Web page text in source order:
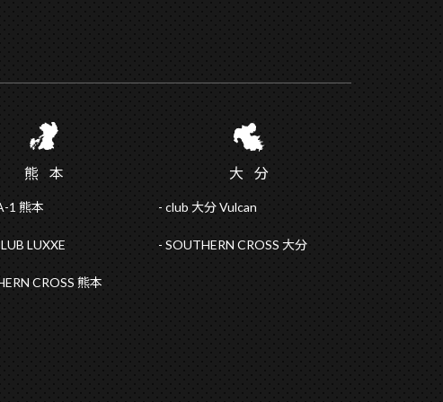
熊本
1 熊本
LUXXE
CROSS 熊本
大分
club 大分 Vulcan
SOUTHERN CROSS 大分